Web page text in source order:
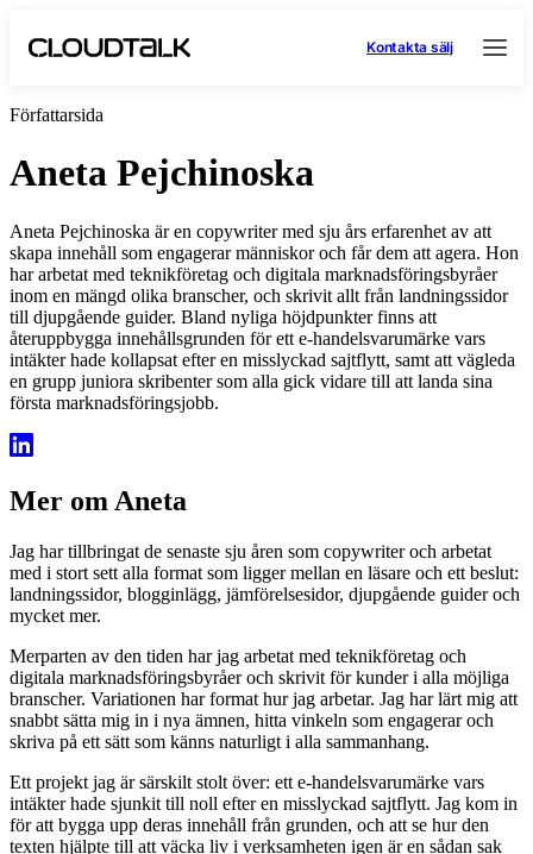
Kontakta sälj
Författarsida
Aneta Pejchinoska
Aneta Pejchinoska är en copywriter med sju års erfarenhet av att
skapa innehåll som engagerar människor och får dem att agera. Hon
har arbetat med teknikföretag och digitala marknadsföringsbyråer
inom en mängd olika branscher, och skrivit allt från landningssidor
till djupgående guider. Bland nyliga höjdpunkter finns att
återuppbygga innehållsgrunden för ett e-handelsvarumärke vars
intäkter hade kollapsat efter en misslyckad sajtflytt, samt att vägleda
en grupp juniora skribenter som alla gick vidare till att landa sina
första marknadsföringsjobb.
Mer om Aneta
Jag har tillbringat de senaste sju åren som copywriter och arbetat
med i stort sett alla format som ligger mellan en läsare och ett beslut:
landningssidor, blogginlägg, jämförelsesidor, djupgående guider och
mycket mer.
Merparten av den tiden har jag arbetat med teknikföretag och
digitala marknadsföringsbyråer och skrivit för kunder i alla möjliga
branscher. Variationen har format hur jag arbetar. Jag har lärt mig att
snabbt sätta mig in i nya ämnen, hitta vinkeln som engagerar och
skriva på ett sätt som känns naturligt i alla sammanhang.
Ett projekt jag är särskilt stolt över: ett e-handelsvarumärke vars
intäkter hade sjunkit till noll efter en misslyckad sajtflytt. Jag kom in
för att bygga upp deras innehåll från grunden, och att se hur den
texten hjälpte till att väcka liv i verksamheten igen är en sådan sak